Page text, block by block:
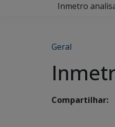
Inmetro
Geral
Compartilhar: